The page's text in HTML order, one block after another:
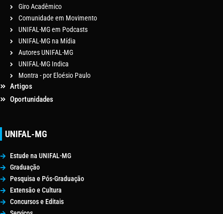
Giro Acadêmico
Comunidade em Movimento
UNIFAL-MG em Podcasts
UNIFAL-MG na Mídia
Autores UNIFAL-MG
UNIFAL-MG Indica
Montra - por Eloésio Paulo
Artigos
Oportunidades
UNIFAL-MG
Estude na UNIFAL-MG
Graduação
Pesquisa e Pós-Graduação
Extensão e Cultura
Concursos e Editais